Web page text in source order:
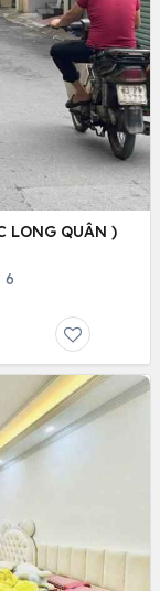
LONG QUÂN )
6